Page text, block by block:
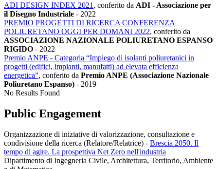
ADI DESIGN INDEX 2021 , conferito da ADI - Associazione per
il Disegno Industriale - 2022
PREMIO PROGETTI DI RICERCA CONFERENZA
POLIURETANO OGGI PER DOMANI 2022, conferito da
ASSOCIAZIONE NAZIONALE POLIURETANO ESPANSO
RIGIDO - 2022
Premio ANPE - Categoria “Impiego di isolanti poliuretanici in
progetti (edifici, impianti, manufatti) ad elevata efficienza
energetica”, conferito da Premio ANPE (Associazione Nazionale
Poliuretano Espanso) - 2019
No Results Found
Public Engagement
Organizzazione di iniziative di valorizzazione, consultazione e
condivisione della ricerca (Relatore/Relatrice) - Brescia 2050. Il
tempo di agire. La prospettiva Net Zero nell'industria
Dipartimento di Ingegneria Civile, Architettura, Territorio, Ambiente